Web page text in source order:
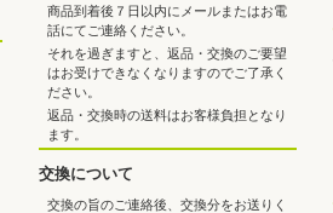
商品到着後７日以内にメールまたはお電
話にてご連絡ください。
それを過ぎますと、返品・交換のご要望
はお受けできなくなりますのでご了承く
ださい。
返品・交換時の送料はお客様負担となり
ます。
交換について
交換の旨のご連絡後、交換分をお送りく